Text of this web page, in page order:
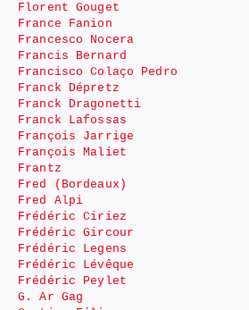
Florent Gouget
France Fanion
Francesco Nocera
Francis Bernard
Francisco Colaço Pedro
Franck Dépretz
Franck Dragonetti
Franck Lafossas
François Jarrige
François Maliet
Frantz
Fred (Bordeaux)
Fred Alpi
Frédéric Ciriez
Frédéric Gircour
Frédéric Legens
Frédéric Lévêque
Frédéric Peylet
G. Ar Gag